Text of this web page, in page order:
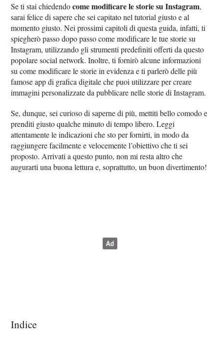
Se ti stai chiedendocome modificare le storie su Instagram,
sarai felice di sapere che sei capitato nel tutorial giusto e al
momento giusto. Nei prossimi capitoli di questa guida, infatti, ti
spiegherò passo dopo passo come modificare le tue storie su
Instagram, utilizzando gli strumenti predefiniti offerti da questo
popolare social network. Inoltre, ti fornirò alcune informazioni
su come modificare le storie in evidenza e ti parlerò delle più
famose app di grafica digitale che puoi utilizzare per creare
immagini personalizzate da pubblicare nelle storie di Instagram.
Se, dunque, sei curioso di saperne di più, mettiti bello comodo e
prenditi giusto qualche minuto di tempo libero. Leggi
attentamente le indicazioni che sto per fornirti, in modo da
raggiungere facilmente e velocemente l’obiettivo che ti sei
proposto. Arrivati a questo punto, non mi resta altro che
augurarti una buona lettura e, soprattutto, un buon divertimento!
Indice